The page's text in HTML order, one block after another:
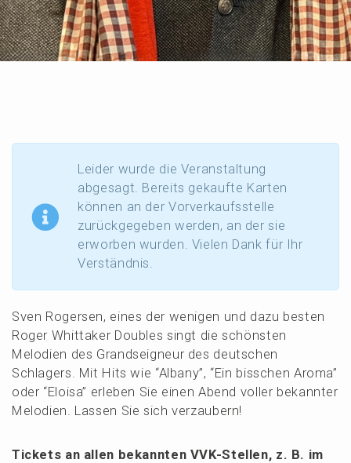
Leider wurde die Veran­stal­tung
abgesagt. Bereits gekauf­te Karten
können an der Vorver­kaufs­stel­le
zurück­ge­ge­ben werden, an der sie
erwor­ben wurden. Vielen Dank für Ihr
Verständnis.
Sven Roger­sen, eines der wenigen und dazu besten
Roger Whittaker Doubles singt die schöns­ten
Melodien des Grand­sei­gneur des deutschen
Schla­gers. Mit Hits wie “Albany”, “Ein bisschen Aroma”
oder “Eloisa” erleben Sie einen Abend voller bekann­ter
Melodien. Lassen Sie sich verzaubern!
Tickets an allen bekann­ten VVK-Stellen, z. B. im